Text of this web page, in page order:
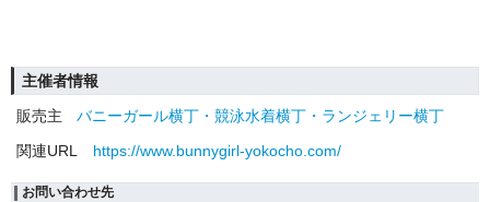
主催者情報
販売主
バニーガール横丁・競泳水着横丁・ランジェリー横丁
関連URL
https://www.bunnygirl-yokocho.com/
お問い合わせ先